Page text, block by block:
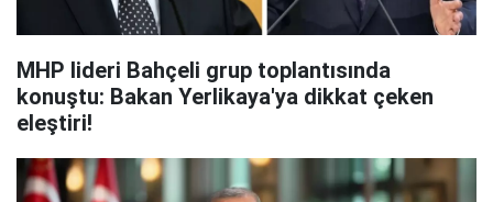
MHP lideri Bahçeli grup toplantısında
konuştu: Bakan Yerlikaya'ya dikkat çeken
eleştiri!